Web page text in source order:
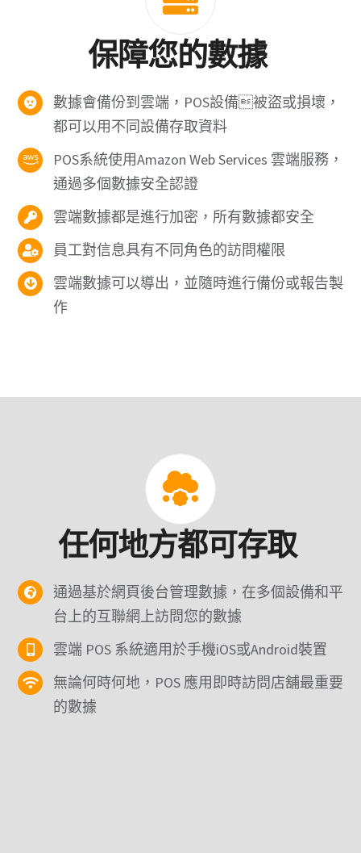
保障您的數據
數據會備份到雲端，POS設備被盜或損壞，
都可以用不同設備存取資料
POS系統使用Amazon Web Services 雲端服務，
通過多個數據安全認證
雲端數據都是進行加密，所有數據都安全
員工對信息具有不同角色的訪問權限
雲端數據可以導出，並隨時進行備份或報告製
作
任何地方都可存取
通過基於網頁後台管理數據，在多個設備和平
台上的互聯網上訪問您的數據
雲端 POS 系統適用於手機iOS或Android裝置
無論何時何地，POS 應用即時訪問店舖最重要
的數據